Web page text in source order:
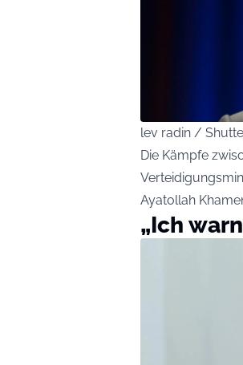
lev radin /
Die Kämpfe
Ayatollah
„Ich